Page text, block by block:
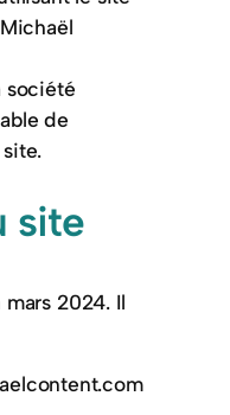
société
de
site
2024. Il